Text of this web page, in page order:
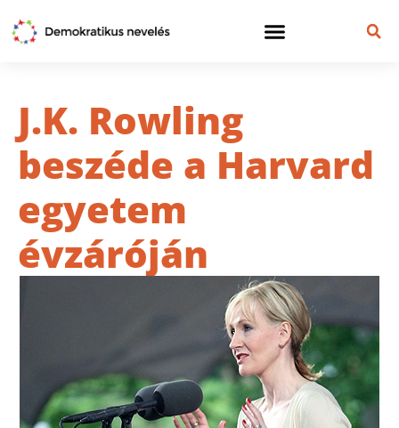
J.K. Rowling
beszéde a Harvard
egyetem
évzáróján